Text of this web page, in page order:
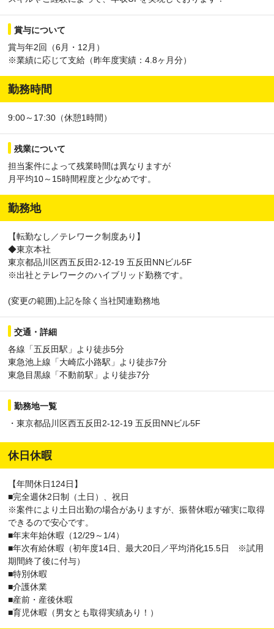
賞与について
賞与年2回（6月・12月）
※業績に応じて支給（昨年度実績：4.8ヶ月分）
勤務時間
9:00～17:30（休憩1時間）
残業について
担当案件によって残業時間は異なりますが
月平均10～15時間程度と少なめです。
勤務地
【転勤なし／テレワーク制度あり】
◆東京本社
東京都品川区西五反田2-12-19 五反田NNビル5F
※出社とテレワークのハイブリッド勤務です。
(変更の範囲)上記を除く当社関連勤務地
交通・詳細
各線「五反田駅」より徒歩5分
東急池上線「大崎広小路駅」より徒歩7分
東急目黒線「不動前駅」より徒歩7分
勤務地一覧
・東京都品川区西五反田2-12-19 五反田NNビル5F
休日休暇
【年間休日124日】
■完全週休2日制（土日）、祝日
※案件により土日出勤の場合がありますが、振替休暇が確実に取得
できるので安心です。
■年末年始休暇（12/29～1/4）
■年次有給休暇（初年度14日、最大20日／平均消化15.5日 ※試用
期間終了後に付与）
■特別休暇
■介護休業
■産前・産後休暇
■育児休暇（男女とも取得実績あり！）